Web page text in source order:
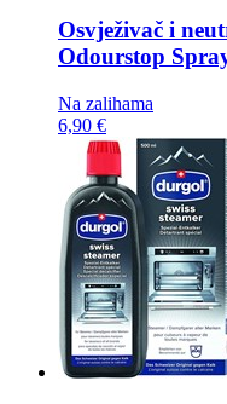
Osvježivač i
Odourstop
Na zalihama
6,90 €